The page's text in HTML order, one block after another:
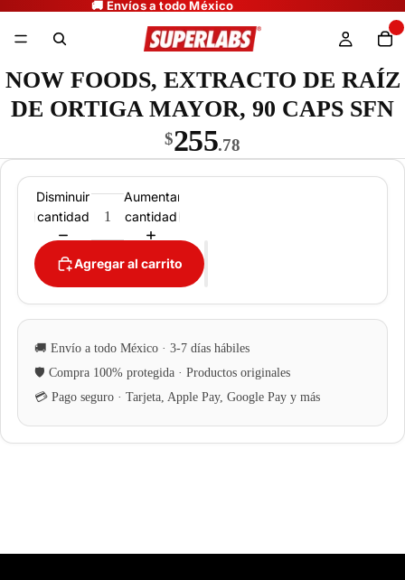
NOW FOODS, EXTRACTO DE RAÍZ
DE ORTIGA MAYOR, 90 CAPS SFN
$255.78
Disminuir
cantidad
Aumentar
cantidad
Agregar al carrito